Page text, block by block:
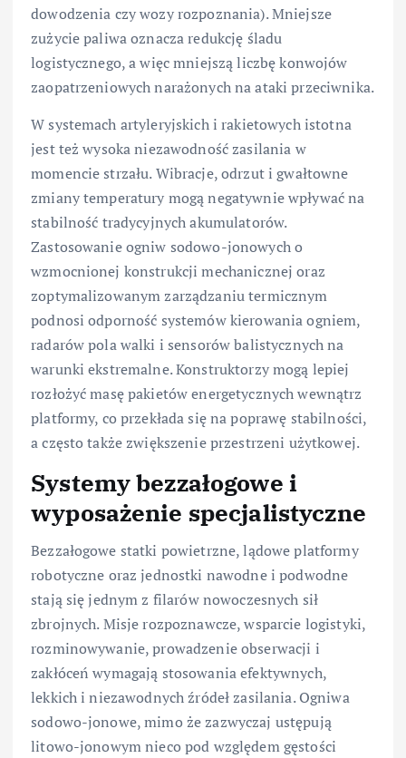
dowodzenia czy wozy rozpoznania). Mniejsze
zużycie paliwa oznacza redukcję śladu
logistycznego, a więc mniejszą liczbę konwojów
zaopatrzeniowych narażonych na ataki przeciwnika.
W systemach artyleryjskich i rakietowych istotna
jest też wysoka niezawodność zasilania w
momencie strzału. Wibracje, odrzut i gwałtowne
zmiany temperatury mogą negatywnie wpływać na
stabilność tradycyjnych akumulatorów.
Zastosowanie ogniw sodowo-jonowych o
wzmocnionej konstrukcji mechanicznej oraz
zoptymalizowanym zarządzaniu termicznym
podnosi odporność systemów kierowania ogniem,
radarów pola walki i sensorów balistycznych na
warunki ekstremalne. Konstruktorzy mogą lepiej
rozłożyć masę pakietów energetycznych wewnątrz
platformy, co przekłada się na poprawę stabilności,
a często także zwiększenie przestrzeni użytkowej.
Systemy bezzałogowe i
wyposażenie specjalistyczne
Bezzałogowe statki powietrzne, lądowe platformy
robotyczne oraz jednostki nawodne i podwodne
stają się jednym z filarów nowoczesnych sił
zbrojnych. Misje rozpoznawcze, wsparcie logistyki,
rozminowywanie, prowadzenie obserwacji i
zakłóceń wymagają stosowania efektywnych,
lekkich i niezawodnych źródeł zasilania. Ogniwa
sodowo-jonowe, mimo że zazwyczaj ustępują
litowo-jonowym nieco pod względem gęstości